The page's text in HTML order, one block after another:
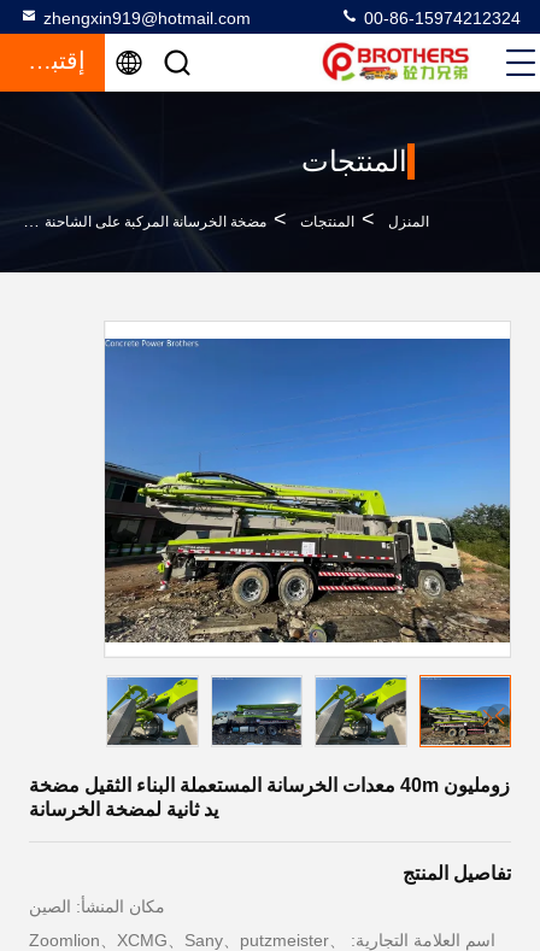
zhengxin919@hotmail.com 00-86-15974212324
إقتباس
المنتجات
المنزل > المنتجات > مضخة الخرسانة المركبة على الشاحنة >
زومليون 40m معدات الخرسانة المستعملة البناء الثقيل مضخة
يد ثانية لمضخة الخرسانة
تفاصيل المنتج
مكان المنشأ: الصين
اسم العلامة التجارية: Zoomlion、XCMG、Sany、putzmeister、